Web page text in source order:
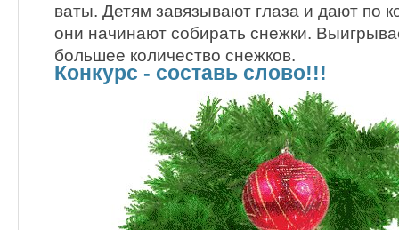
ваты. Детям завязывают глаза и дают по
они начинают собирать снежки.
большее количество снежков.
Конкурс - составь слово!!!